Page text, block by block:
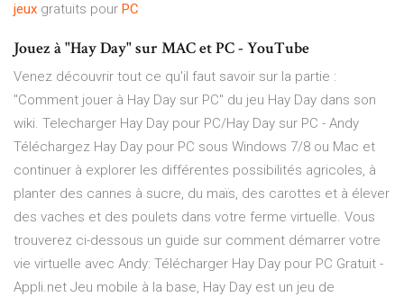
jeux gratuits pour PC
Jouez à "Hay Day" sur MAC et PC - YouTube
Venez découvrir tout ce qu'il faut savoir sur la partie :
"Comment jouer à Hay Day sur PC" du jeu Hay Day dans son
wiki. Telecharger Hay Day pour PC/Hay Day sur PC - Andy
Téléchargez Hay Day pour PC sous Windows 7/8 ou Mac et
continuer à explorer les différentes possibilités agricoles, à
planter des cannes à sucre, du maïs, des carottes et à élever
des vaches et des poulets dans votre ferme virtuelle. Vous
trouverez ci-dessous un guide sur comment démarrer votre
vie virtuelle avec Andy: Télécharger Hay Day pour PC Gratuit -
Appli.net Jeu mobile à la base, Hay Day est un jeu de